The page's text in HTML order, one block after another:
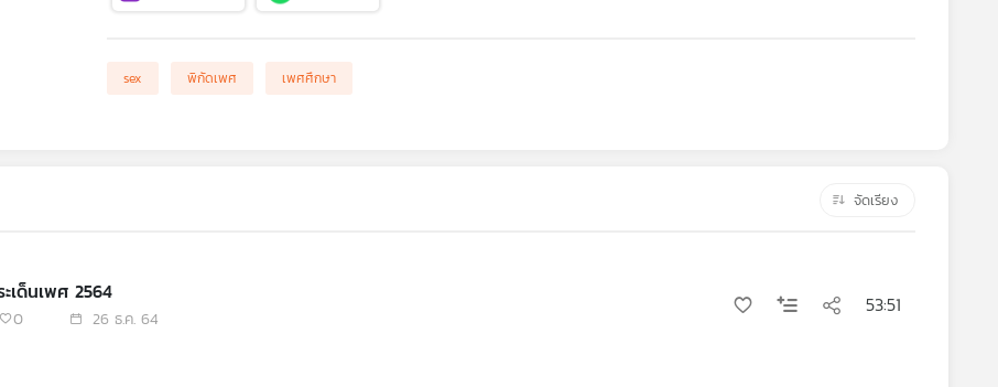
sex พิกัดเพศ เพศศึกษา
จัดเรียง
เด็นเพศ 2564
0 26 ธ.ค. 64
53:51